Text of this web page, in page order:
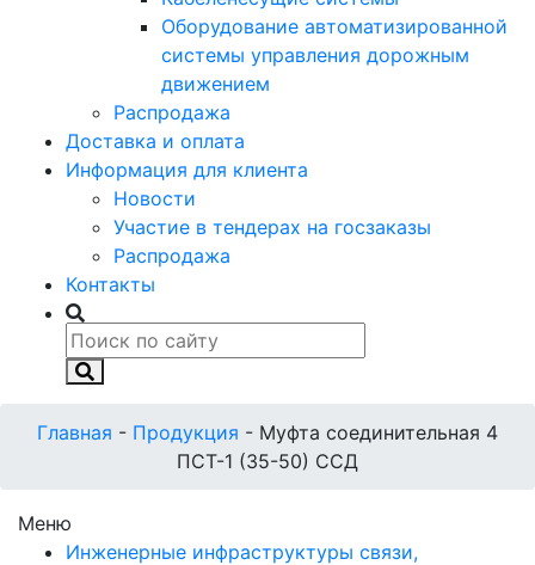
Оборудование автоматизированной
системы управления дорожным
движением
Распродажа
Доставка и оплата
Информация для клиента
Новости
Участие в тендерах на госзаказы
Распродажа
Контакты
Главная - Продукция - Муфта соединительная 4
ПСТ-1 (35-50) ССД
Меню
Инженерные инфраструктуры связи,